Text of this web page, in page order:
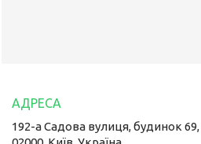
192-а Садова вулиця, будинок 69,